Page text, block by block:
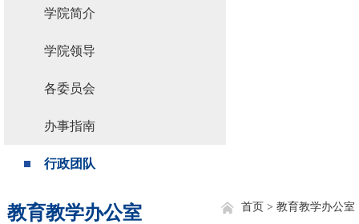
学院简介
学院领导
各委员会
办事指南
行政团队
教育教学办公室 教育教学办公室
首页 >